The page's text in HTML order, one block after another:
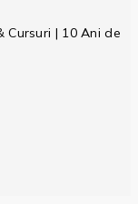
Cursuri | 10 Ani de